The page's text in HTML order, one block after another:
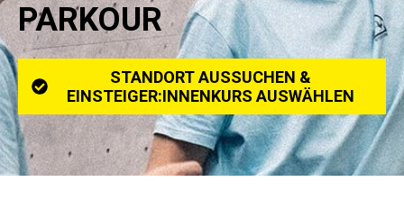
PARKOUR
STANDORT AUSSUCHEN &
EINSTEIGER:INNENKURS AUSWÄHLEN